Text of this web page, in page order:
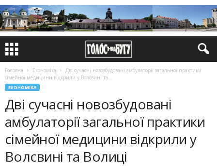
Головна Економіка
Дві сучасні но­возбудовані амбулаторії загальної практики
сімейної медицини від­крили у Волсвині та...
ЕКОНОМІКА
Дві сучасні но­возбудовані
амбулаторії загальної практики
сімейної медицини від­крили у
Волсвині та Волиці